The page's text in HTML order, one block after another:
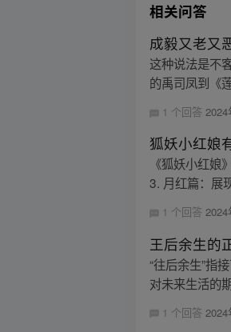
相关问答
成毅又老又
这种说法是不
的禹司凤到《
1 个回答
狐妖小红娘
《狐妖小红娘
3. 月红篇：展
1 个回答
王后余生的
“往后余生”指
对未来生活的
1 个回答